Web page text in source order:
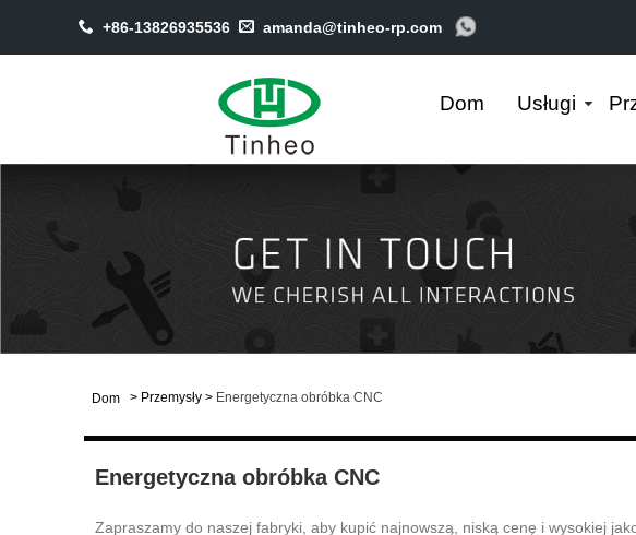
+86-13826935536 amanda@tinheo-rp.com
Dom Usługi
Dom > Przemysły > Energetyczna obróbka CNC
Energetyczna obróbka CNC
Zapraszamy do naszej fabryki, aby kupić najnowszą, niską cenę i wysokiej